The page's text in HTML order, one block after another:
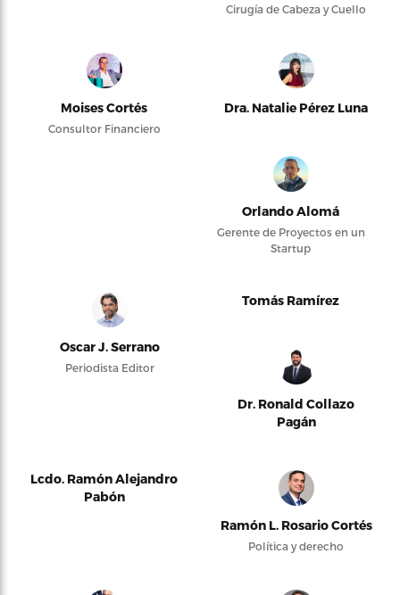
Cirugía de Cabeza y Cuello
Moises Cortés
Consultor Financiero
Dra. Natalie Pérez Luna
Orlando Alomá
Gerente de Proyectos en un
Startup
Oscar J. Serrano
Periodista Editor
Tomás Ramírez
Dr. Ronald Collazo
Pagán
Lcdo. Ramón Alejandro
Pabón
Ramón L. Rosario Cortés
Política y derecho